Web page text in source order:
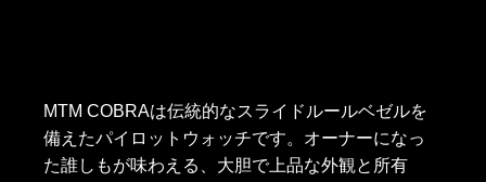
MTM COBRAは伝統的なスライドルールベゼルを
備えたパイロットウォッチです。オーナーになっ
た誰しもが味わえる、大胆で上品な外観と所有